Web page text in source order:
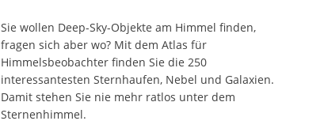
Sie wollen Deep-Sky-Objekte am Himmel finden,
fragen sich aber wo? Mit dem Atlas für
Himmelsbeobachter finden Sie die 250
interessantesten Sternhaufen, Nebel und Galaxien.
Damit stehen Sie nie mehr ratlos unter dem
Sternenhimmel.